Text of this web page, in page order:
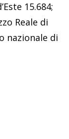
15.684;
Reale di
nazionale di